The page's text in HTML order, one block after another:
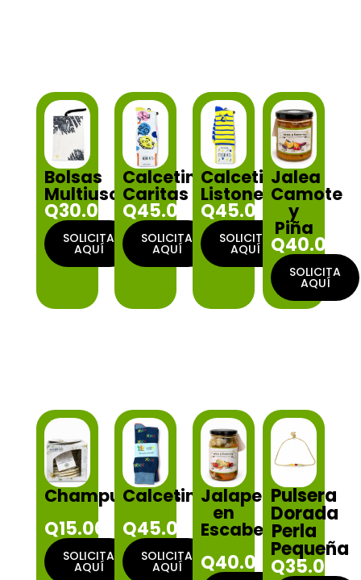
Bolsas
Multiusos
Q30.00
SOLICITA
AQUÍ
Calcetines
Caritas
Q45.00
SOLICITA
AQUÍ
Calcetines
Listones
Q45.00
SOLICITA
AQUÍ
Jalea
Camote
y
Piña
Q40.00
SOLICITA
AQUÍ
Champurradas
Q15.00
SOLICITA
AQUÍ
Calcetines
Q45.00
SOLICITA
AQUÍ
Jalapeño
en
Escabeche
Q40.00
Pulsera
Dorada
Perla
Pequeña
Q35.00